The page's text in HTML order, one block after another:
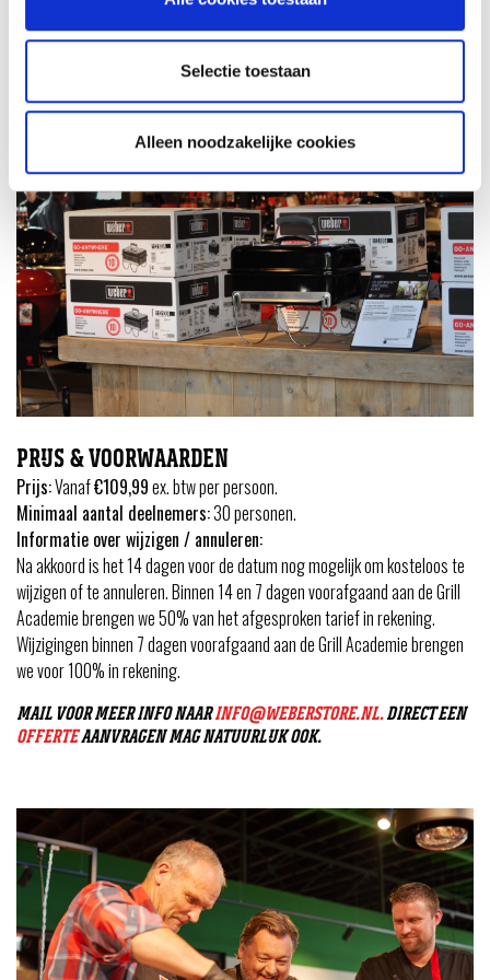
Selectie toestaan
Alleen noodzakelijke cookies
Extra workshop bij Rockcity, nomo of de pinball lounche
PRIJS & VOORWAARDEN
Prijs:Vanaf€109,99ex. btw per persoon.
Minimaal aantal deelnemers:30 personen.
Informatie over wijzigen / annuleren:
Na akkoord is het 14 dagen voor de datum nog mogelijk om kosteloos te
wijzigen of te annuleren. Binnen 14 en 7 dagen voorafgaand aan de Grill
Academie brengen we 50% van het afgesproken tarief in rekening.
Wijzigingen binnen 7 dagen voorafgaand aan de Grill Academie brengen
we voor 100% in rekening.
MAIL VOOR MEER INFO NAARINFO@WEBERSTORE.NL.DIRECT EEN
OFFERTEAANVRAGEN MAG NATUURLIJK OOK.